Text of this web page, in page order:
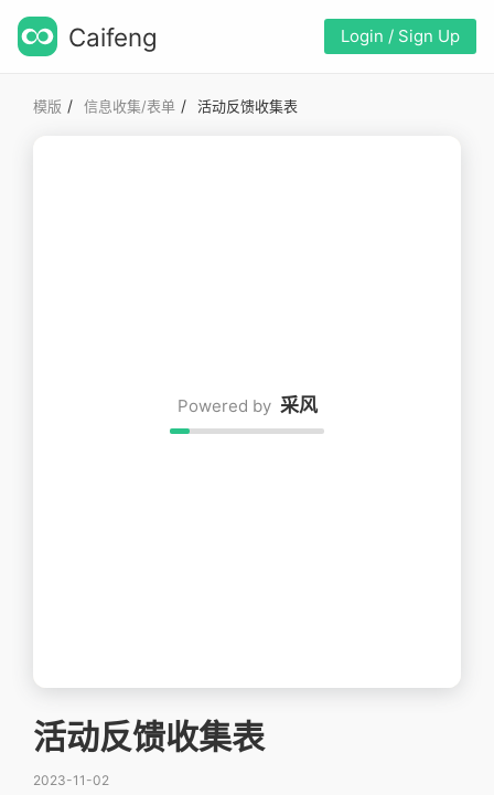
Caifeng Login / Sign Up
模版 / 信息收集/表单 / 活动反馈收集表
活动反馈收集表
2023-11-02